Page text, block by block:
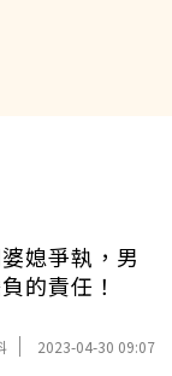
媳爭執，男
的責任！
2023-04-30 09:07